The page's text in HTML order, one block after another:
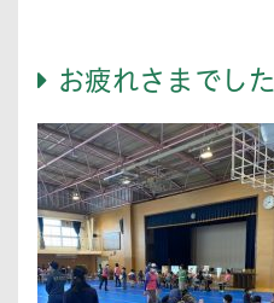
お疲れさまでした